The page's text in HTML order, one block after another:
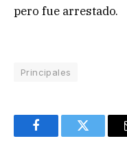
pero fue arrestado.
Principales
FacebookTwitter